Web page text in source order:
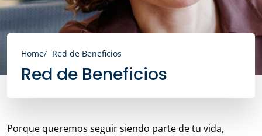
Home Red de Beneficios
Red de Beneficios
Porque queremos seguir siendo parte de tu vida,